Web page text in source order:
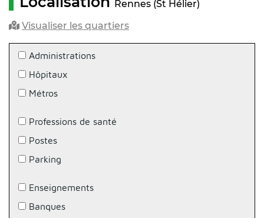
Rennes (St Hélier)
Visualiser les quartiers
Administrations
Hôpitaux
Métros
Professions de santé
Postes
Parking
Enseignements
Banques